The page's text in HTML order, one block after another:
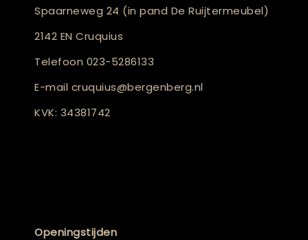
Spaarneweg 24 (in pand De Ruijtermeubel)
2142 EN Cruquius
Telefoon 023-5286133
E-mail cruquius@bergenberg.nl
KVK: 34381742
Openingstijden